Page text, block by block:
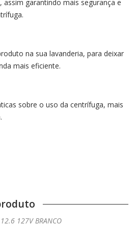
garantindo mais segurança e
na sua lavanderia, para deixar
mais eficiente.
sobre o uso da centrífuga, mais
12.6 127V BRANCO